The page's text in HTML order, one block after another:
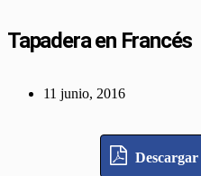
Tapadera en Francés
11 junio, 2016